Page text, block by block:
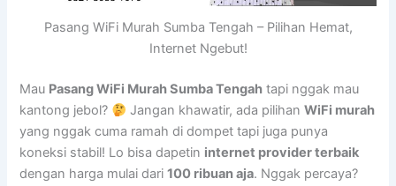
Pasang WiFi Murah Sumba Tengah – Pilihan Hemat,
Internet Ngebut!
Mau Pasang WiFi Murah Sumba Tengah tapi nggak mau
kantong jebol?
Jangan khawatir, ada pilihanWiFi murah
yang nggak cuma ramah di dompet tapi juga punya
koneksi stabil! Lo bisa dapetin internet provider terbaik
dengan harga mulai dari100 ribuan aja. Nggak percaya?